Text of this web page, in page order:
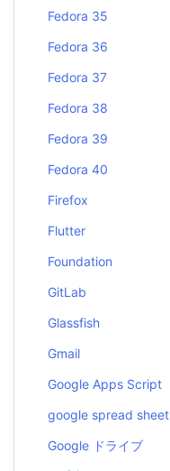
Fedora 35
Fedora 36
Fedora 37
Fedora 38
Fedora 39
Fedora 40
Firefox
Flutter
Foundation
GitLab
Glassfish
Gmail
Google Apps Script
google spread sheet
Google ドライブ